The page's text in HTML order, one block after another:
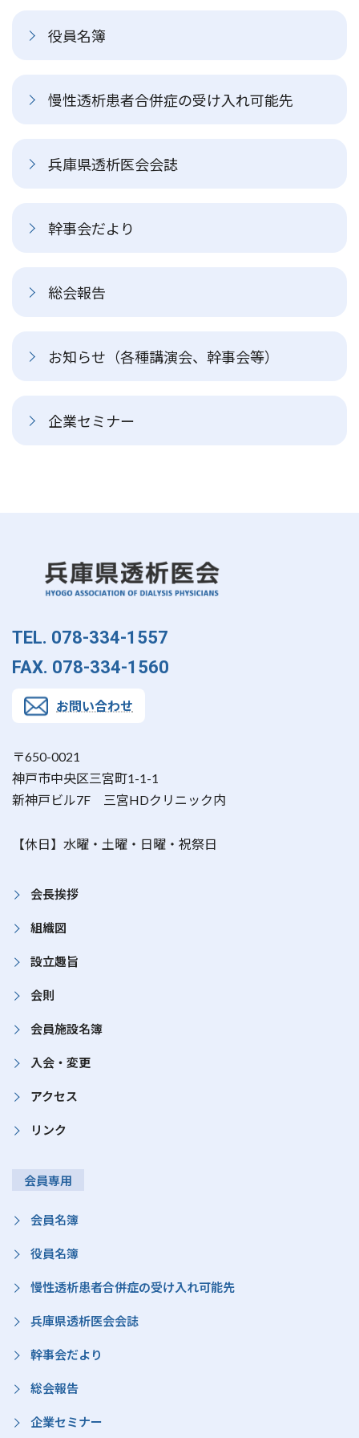
役員名簿
慢性透析患者合併症の受け入れ可能先
兵庫県透析医会会誌
幹事会だより
総会報告
お知らせ（各種講演会、幹事会等）
企業セミナー
TEL. 078-334-1557
FAX. 078-334-1560
お問い合わせ
〒650-0021
神戸市中央区三宮町1-1-1
新神戸ビル7F 三宮HDクリニック内
【休日】水曜・土曜・日曜・祝祭日
会長挨拶
組織図
設立趣旨
会則
会員施設名簿
入会・変更
アクセス
リンク
会員専用
会員名簿
役員名簿
慢性透析患者合併症の受け入れ可能先
兵庫県透析医会会誌
幹事会だより
総会報告
企業セミナー